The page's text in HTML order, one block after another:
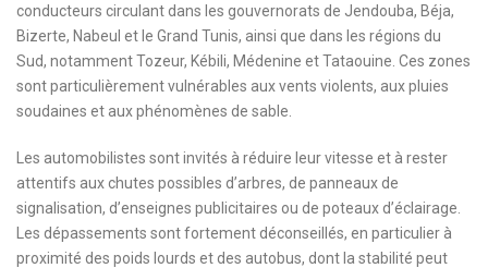
conducteurs circulant dans les gouvernorats de Jendouba, Béja,
Bizerte, Nabeul et le Grand Tunis, ainsi que dans les régions du
Sud, notamment Tozeur, Kébili, Médenine et Tataouine. Ces zones
sont particulièrement vulnérables aux vents violents, aux pluies
soudaines et aux phénomènes de sable.
Les automobilistes sont invités à réduire leur vitesse et à rester
attentifs aux chutes possibles d’arbres, de panneaux de
signalisation, d’enseignes publicitaires ou de poteaux d’éclairage.
Les dépassements sont fortement déconseillés, en particulier à
proximité des poids lourds et des autobus, dont la stabilité peut